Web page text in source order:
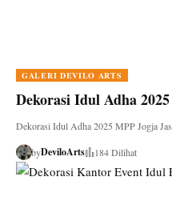
GALERI DEVILO ARTS
Dekorasi Idul Adha
Dekorasi Idul Adha 2025 MPP Jogja
byDeviloArts 184 Dilihat